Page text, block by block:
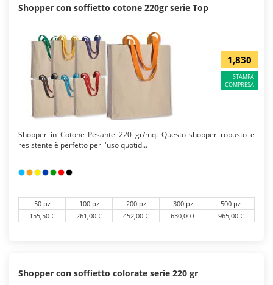
Shopper con soffietto cotone 220gr serie Top
1,830
STAMPA
COMPRESA
Shopper in Cotone Pesante 220 gr/mq: Questo shopper robusto e
resistente è perfetto per l'uso quotid...
50 pz 100 pz 200 pz 300 pz
500 pz
155,50 €
261,00 € 452,00 € 630,00 € 965,00 €
Shopper con soffietto colorate serie 220 gr